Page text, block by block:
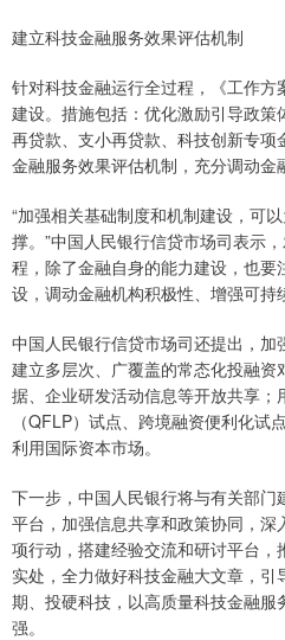
建立科技金融服务效果评估机制
针对科技金融运行全过程，《工作
建设。措施包括：优化激励引导政
再贷款、支小再贷款、科技创新专
金融服务效果评估机制，充分调动金
“加强相关基础制度和机制建设，可
撑。”中国人民银行信贷市场司表示
程，除了金融自身的能力建设，也
设，调动金融机构积极性、增强可持
中国人民银行信贷市场司还提出，加
建立多层次、广覆盖的常态化投融
据、企业研发活动信息等开放共享；
（QFLP）试点、跨境融资便利化试
利用国际资本市场。
下一步，中国人民银行将与有关部门
平台，加强信息共享和政策协同，
项行动，搭建经验交流和研讨平台
实处，全力做好科技金融大文章，
期、投硬科技，以高质量科技金融服
强。